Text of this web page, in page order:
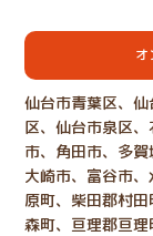
オ
仙台市青葉区、
区、仙台市泉区
市、角田市、多賀
大崎市、富谷市
原町、柴田郡村
森町、亘理郡亘